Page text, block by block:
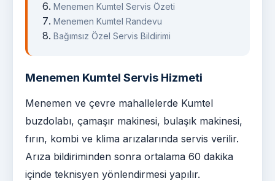
Menemen Kumtel Servis Özeti
Menemen Kumtel Randevu
Bağımsız Özel Servis Bildirimi
Menemen Kumtel Servis Hizmeti
Menemen ve çevre mahallelerde Kumtel
buzdolabı, çamaşır makinesi, bulaşık makinesi,
fırın, kombi ve klima arızalarında servis verilir.
Arıza bildiriminden sonra ortalama 60 dakika
içinde teknisyen yönlendirmesi yapılır.